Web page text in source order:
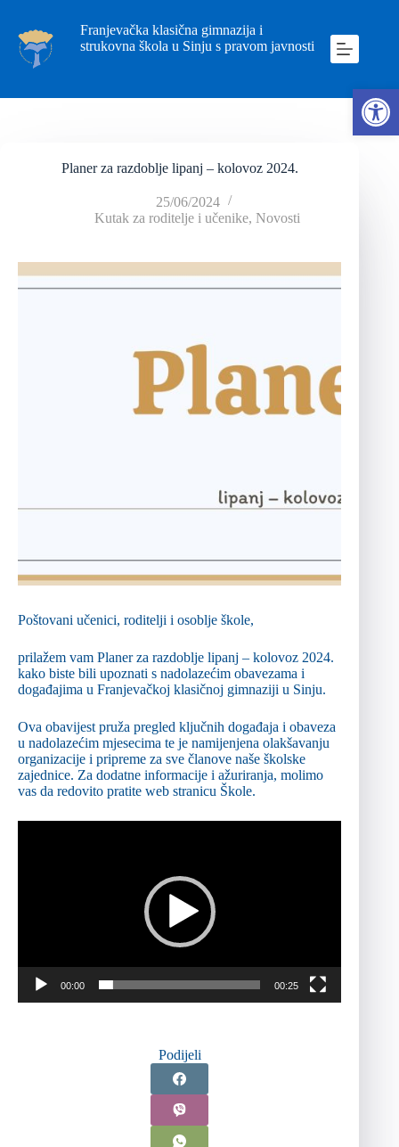
Franjevačka klasična gimnazija i
strukovna škola u Sinju s pravom javnosti
Planer za razdoblje lipanj – kolovoz 2024.
25/06/2024
Kutak za roditelje i učenike,Novosti
Poštovani učenici, roditelji i osoblje škole,
prilažem vam Planer za razdoblje lipanj – kolovoz 2024.
kako biste bili upoznati s nadolazećim obavezama i
događajima u Franjevačkoj klasičnoj gimnaziji u Sinju.
Ova obavijest pruža pregled ključnih događaja i obaveza
u nadolazećim mjesecima te je namijenjena olakšavanju
organizacije i pripreme za sve članove naše školske
zajednice. Za dodatne informacije i ažuriranja, molimo
vas da redovito pratite web stranicu Škole.
00:00 00:25
Podijeli